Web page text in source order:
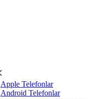
Apple Telefonlar
Android Telefonlar